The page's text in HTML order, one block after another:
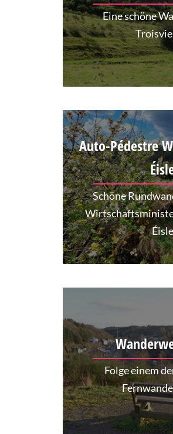
Eine schöne
Auto-Pédestre
Schöne
Folge einem